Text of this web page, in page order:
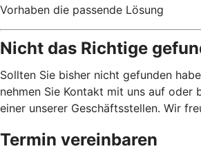
Vorhaben die passende Lösung
Nicht das Richtige
Sollten Sie bisher nicht gefunden
nehmen Sie Kontakt mit uns auf oder
einer unserer Geschäftsstellen. Wir
Termin vereinbaren